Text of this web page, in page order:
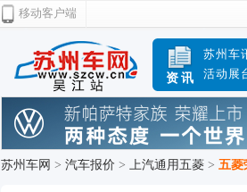
移动客户端
资讯
苏州车
活动展
苏州车网 > 汽车报价 > 上汽通用五菱 > 五菱